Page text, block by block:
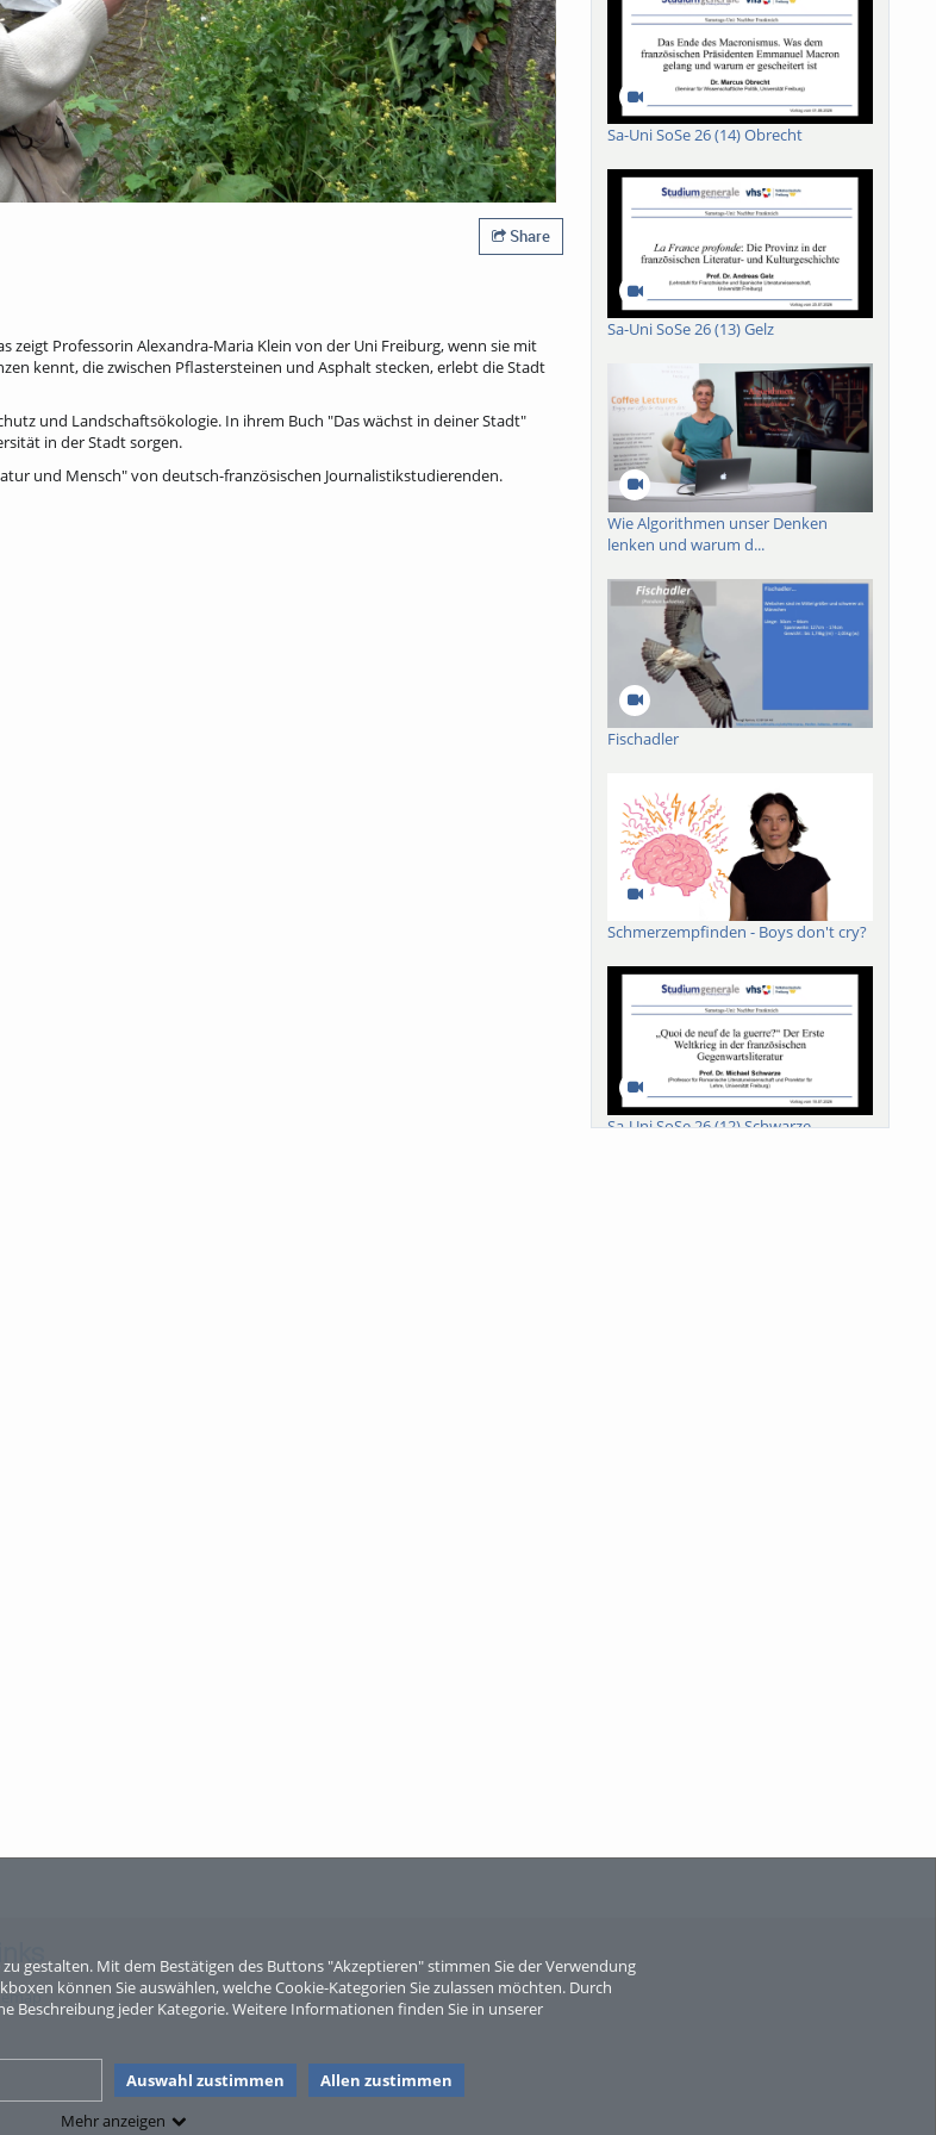
gestalten. Mit dem Bestätigen des Buttons "Akzeptieren" stimmen Sie der Verwendung
können Sie auswählen, welche Cookie-Kategorien Sie zulassen möchten. Durch
Beschreibung jeder Kategorie. Weitere Informationen finden Sie in unserer
Auswahl zustimmen
Allen zustimmen
Mehr anzeigen
Share
zeigt Professorin Alexandra-Maria Klein von der Uni Freiburg, wenn sie mit
kennt, die zwischen Pflastersteinen und Asphalt stecken, erlebt die Stadt
und Landschaftsökologie. In ihrem Buch "Das wächst in deiner Stadt"
in der Stadt sorgen.
und Mensch" von deutsch-französischen Journalistikstudierenden.
Sa-Uni SoSe 26 (14) Obrecht
Sa-Uni SoSe 26 (13) Gelz
Wie Algorithmen unser Denken
lenken und warum d...
Fischadler
Schmerzempfinden - Boys don't cry?
Sa-Uni SoSe 26 (12) Schwarze
Sperber